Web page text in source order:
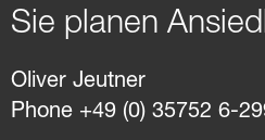
Sie planen
Oliver Jeutner
Phone +49 (0) 35752 6-